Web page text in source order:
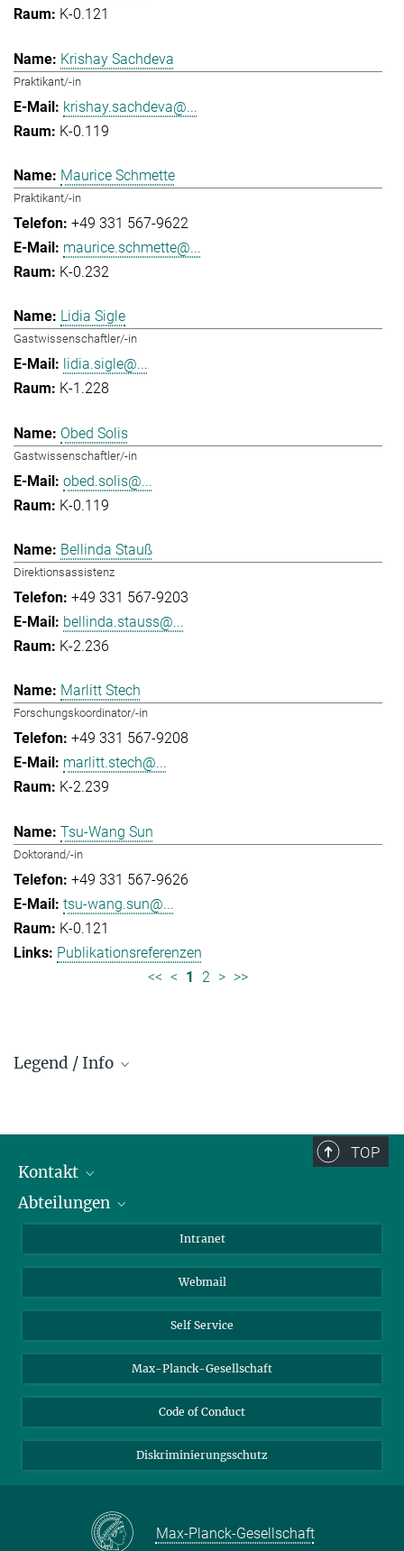
K-0.121
Krishay Sachdeva
Praktikant/-in
krishay.sachdeva@...
K-0.119
Maurice Schmette
Praktikant/-in
+49 331 567-9622
maurice.schmette@...
K-0.232
Lidia Sigle
Gastwissenschaftler/-in
lidia.sigle@...
K-1.228
Obed Solis
Gastwissenschaftler/-in
obed.solis@...
K-0.119
Bellinda Stauß
Direktionsassistenz
+49 331 567-9203
bellinda.stauss@...
K-2.236
Marlitt Stech
Forschungskoordinator/-in
+49 331 567-9208
marlitt.stech@...
K-2.239
Tsu-Wang Sun
Doktorand/-in
+49 331 567-9626
tsu-wang.sun@...
K-0.121
Publikationsreferenzen
<< < 1 2 > >>
Legend / Info
Z- ~ Central building (Zentralgebäude)
AS23a- ~ Berlin (SupraFAB)
TOP
Kontakt
Mitarbeiterverzeichnis
Abteilungen
Biomolekulare Systeme
Kolloidchemie
Nachhaltige und Bio-inspirierte Materialien
Intranet
Webmail
Self Service
Max-Planck-Gesellschaft
Code of Conduct
Diskriminierungsschutz
Max-Planck-Gesellschaft